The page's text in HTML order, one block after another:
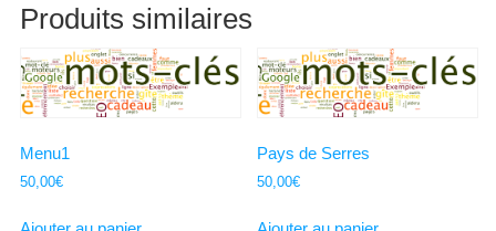
Produits similaires
Menu1
50,00€
Pays de Serres
50,00€